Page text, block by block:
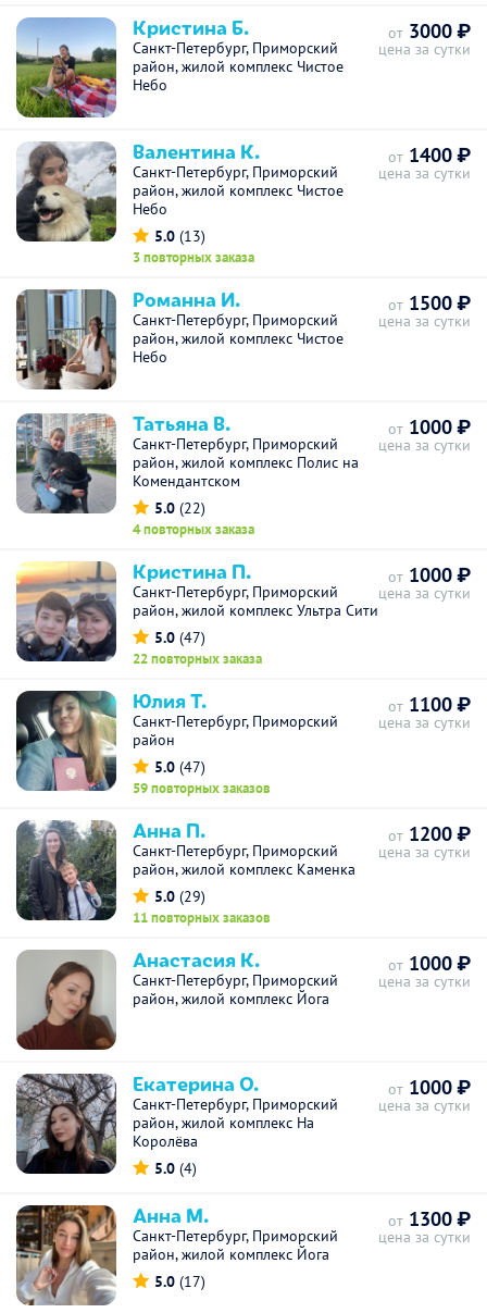
Кристина Б.
Санкт-Петербург, Приморский
район, жилой комплекс Чистое
Небо
от 3000 ₽
цена за сутки
Валентина К.
Санкт-Петербург, Приморский
район, жилой комплекс Чистое
Небо
5.0 (13)
3 повторных заказа
от 1400 ₽
цена за сутки
Романна И.
Санкт-Петербург, Приморский
район, жилой комплекс Чистое
Небо
от 1500 ₽
цена за сутки
Татьяна В.
Санкт-Петербург, Приморский
район, жилой комплекс Полис на
Комендантском
5.0 (22)
4 повторных заказа
от 1000 ₽
цена за сутки
Кристина П.
Санкт-Петербург, Приморский
район, жилой комплекс Ультра Сити
5.0 (47)
22 повторных заказа
от 1000 ₽
цена за сутки
Юлия Т.
Санкт-Петербург, Приморский
район
5.0 (47)
59 повторных заказов
от 1100 ₽
цена за сутки
Анна П.
Санкт-Петербург, Приморский
район, жилой комплекс Каменка
5.0 (29)
11 повторных заказов
от 1200 ₽
цена за сутки
Анастасия К.
Санкт-Петербург, Приморский
район, жилой комплекс Йога
от 1000 ₽
цена за сутки
Екатерина О.
Санкт-Петербург, Приморский
район, жилой комплекс На
Королёва
5.0 (4)
от 1000 ₽
цена за сутки
Анна М.
Санкт-Петербург, Приморский
район, жилой комплекс Йога
5.0 (17)
от 1300 ₽
цена за сутки